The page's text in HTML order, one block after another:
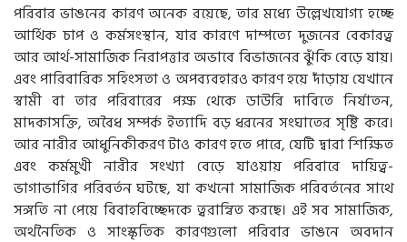
পরিবার ভাঙনের কারণ অনেক রয়েছে, তার মধ্যে উল্লেখযোগ্য হচ্ছে
আর্থিক চাপ ও কর্মসংস্থান, যার কারণে দাম্পত্যে দুজনের বেকারত্ব
আর আর্থ-সামাজিক নিরাপত্তার অভাবে বিভাজনের ঝুঁকি বেড়ে যায়।
এবং পারিবারিক সহিংসতা ও অপব্যবহারও কারণ হয়ে দাঁড়ায় যেখানে
স্বামী বা তার পরিবারের পক্ষ থেকে ডাউরি দাবিতে নির্যাতন,
মাদকাসক্তি, অবৈধ সম্পর্ক ইত্যাদি বড় ধরনের সংঘাতের সৃষ্টি করে।
আর নারীর আধুনিকীকরণ টাও কারণ হতে পারে, যেটি দ্বারা শিক্ষিত
এবং কর্মমুখী নারীর সংখ্যা বেড়ে যাওয়ায় পরিবারে দায়িত্ব-
ভাগাভাগির পরিবর্তন ঘটছে, যা কখনো সামাজিক পরিবর্তনের সাথে
সঙ্গতি না পেয়ে বিবাহবিচ্ছেদকে ত্বরান্বিত করছে। এই সব সামাজিক,
অর্থনৈতিক ও সাংস্কৃতিক কারণগুলো পরিবার ভাঙনে অবদান